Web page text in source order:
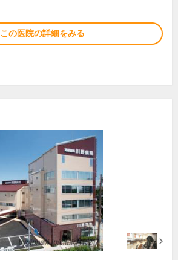
この医院の詳細をみる